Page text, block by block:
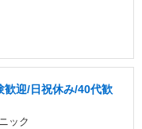
歓迎/日祝休み/40代歓
ック